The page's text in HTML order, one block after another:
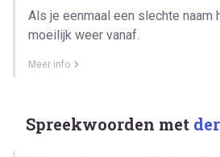
Als je eenmaal een slechte naam
moeilijk weer vanaf.
Meer info
Spreekwoorden met